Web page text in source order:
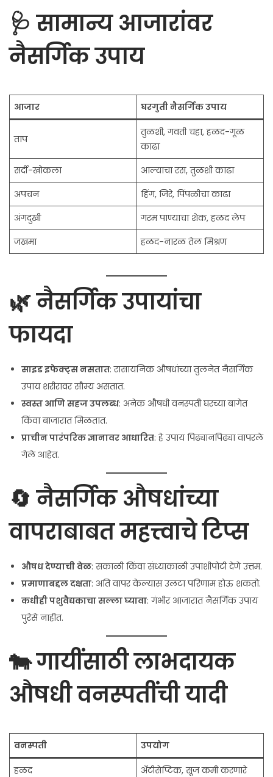
🩺 सामान्य आजारांवर
नैसर्गिक उपाय
आजार घरगुती नैसर्गिक उपाय
ताप
तुळशी, गवती चहा, हळद-गूळ
काढा
सर्दी-खोकला
आल्याचा रस, तुळशी काढा
अपचन
हिंग, जिरे, पिंपळीचा काढा
अंगदुखी
गरम पाण्याचा शेक, हळद लेप
जखमा
हळद-नारळ तेल मिश्रण
🌿 नैसर्गिक उपायांचा
फायदा
साइड इफेक्ट्स नसतात: रासायनिक औषधांच्या तुलनेत नैसर्गिक
उपाय शरीरावर सौम्य असतात.
स्वस्त आणि सहज उपलब्ध: अनेक औषधी वनस्पती घरच्या बागेत
किंवा बाजारात मिळतात.
प्राचीन पारंपरिक ज्ञानावर आधारित: हे उपाय पिढ्यानपिढ्या वापरले
गेले आहेत.
🔄 नैसर्गिक औषधांच्या
वापराबाबत महत्त्वाचे टिप्स
औषध देण्याची वेळ: सकाळी किंवा संध्याकाळी उपाशीपोटी देणे उत्तम.
प्रमाणाबद्दल दक्षता: अति वापर केल्यास उलटा परिणाम होऊ शकतो.
कधीही पशुवैद्यकाचा सल्ला घ्यावा: गंभीर आजारात नैसर्गिक उपाय
पुरेसे नाहीत.
🐄 गायींसाठी लाभदायक
औषधी वनस्पतींची यादी
वनस्पती उपयोग
हळद अँटीसेप्टिक, सूज कमी करणारे